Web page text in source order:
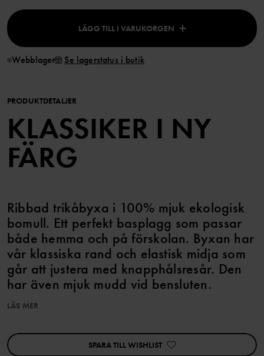
LÄGG TILL I VARUKORGEN
Webblager Se lagerstatus i butik
PRODUKTDETALJER
KLASSIKER I NY
FÄRG
Ribbad trikåbyxa i 100% mjuk ekologisk
bomull. Ett perfekt basplagg som passar
både hemma och på förskolan. Byxan har
vår klassiska rand och elastisk midja som
går att justera med knapphålsresår. Den
har även mjuk mudd vid bensluten.
LÄS MER
SPARA TILL WISHLIST